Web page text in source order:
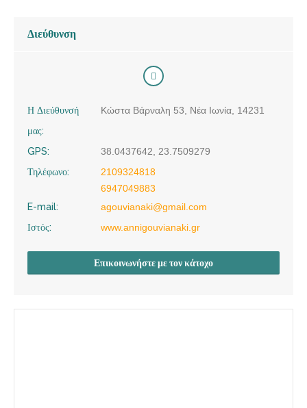
Διεύθυνση
Η Διεύθυνσή
μας:
Κώστα Βάρναλη 53, Νέα Ιωνία, 14231
GPS:
38.0437642, 23.7509279
Τηλέφωνο:
2109324818
6947049883
E-mail:
agouvianaki@gmail.com
Ιστός:
www.annigouvianaki.gr
Επικοινωνήστε με τον κάτοχο